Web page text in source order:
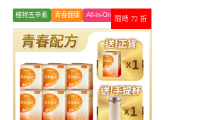
限時 72 折
植物五辛素 青春健康 All-in-One